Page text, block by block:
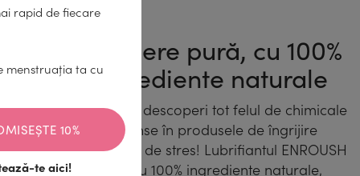
Plăcere pură, cu 100%
ingrediente naturale
Ai obosit să descoperi tot felul de chimicale
toxice ascunse în produsele de îngrijire
intimă? Uită de stres! Lubrifiantul ENROUSH
este creat cu 100% ingrediente naturale,
rapid de fiecare
menstruația ta cu
10%
te aici!